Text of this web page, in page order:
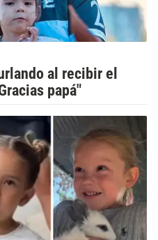
al recibir el
papá"